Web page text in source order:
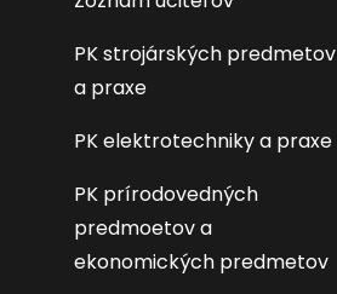
PK strojárských predmetov
a praxe
PK elektrotechniky a praxe
PK prírodovedných
predmoetov a
ekonomických predmetov